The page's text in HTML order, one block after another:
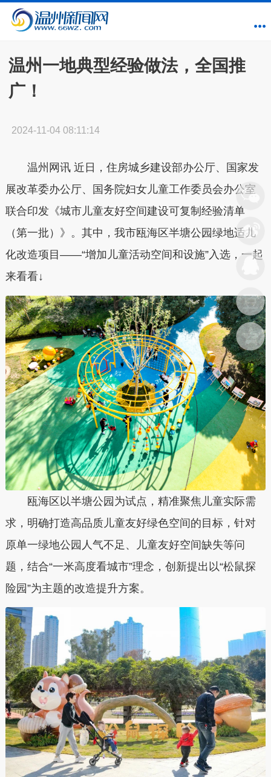
温州一地典型经验做法，全国推
广！
2024-11-04 08:11:14
温州网讯 近日，住房城乡建设部办公厅、国家发
展改革委办公厅、国务院妇女儿童工作委员会办公室
联合印发《城市儿童友好空间建设可复制经验清单
（第一批）》。其中， 我市瓯海区半塘公园绿地适儿
化改造项目——“增加儿童活动空间和设施”入选，一起
来看看↓
瓯海区以半塘公园为试点，精准聚焦儿童实际需
求，明确打造高品质儿童友好绿色空间的目标，针对
原单一绿地公园人气不足、儿童友好空间缺失等问
题，结合“一米高度看城市”理念，创新提出以“松鼠探
险园”为主题的改造提升方案。